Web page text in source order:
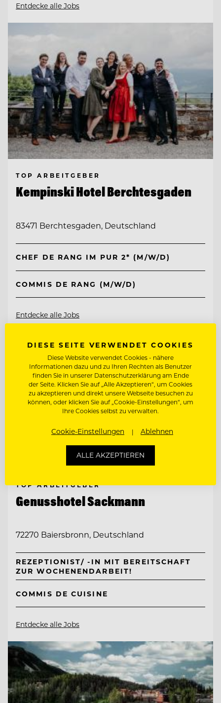
Entdecke alle Jobs
TOP ARBEITGEBER
Kempinski Hotel Berchtesgaden
83471 Berchtesgaden, Deutschland
CHEF DE RANG IM PUR 2* (M/W/D)
COMMIS DE RANG (M/W/D)
Entdecke alle Jobs
TOP ARBEITGEBER
Genusshotel Sackmann
72270 Baiersbronn, Deutschland
REZEPTIONIST/ -IN MIT BEREITSCHAFT
ZUR WOCHENENDARBEIT!
COMMIS DE CUISINE
Entdecke alle Jobs
DIESE SEITE VERWENDET COOKIES
Diese Website verwendet Cookies - nähere
Informationen dazu und zu Ihren Rechten als Benutzer
finden Sie in unserer Datenschutzerklärung am Ende
der Seite. Klicken Sie auf „Alle Akzeptieren“, um Cookies
zu akzeptieren und direkt unsere Webseite besuchen zu
können, oder klicken Sie auf „Cookie-Einstellungen“, um
Ihre Cookies selbst zu verwalten.
Cookie-Einstellungen Ablehnen
ALLE AKZEPTIEREN